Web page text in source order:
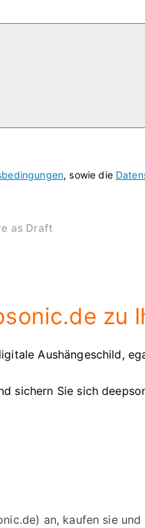
, sowie die
as Draft
zu
Aushängeschild,
sichern Sie sich
an, kaufen sie